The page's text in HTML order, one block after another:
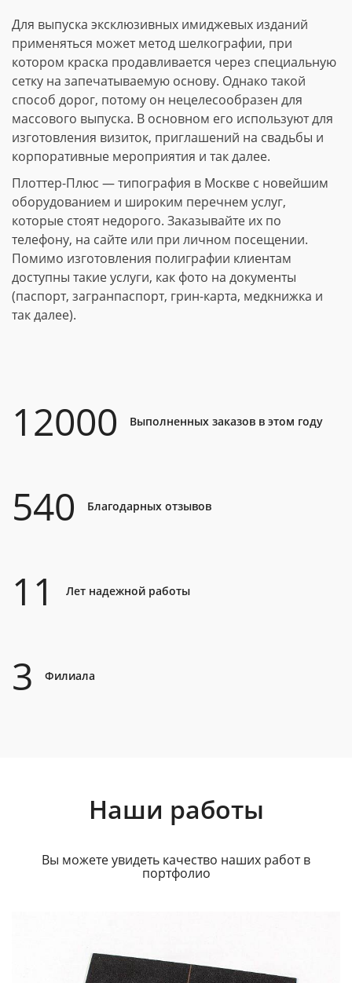
Для выпуска эксклюзивных имиджевых изданий
применяться может метод шелкографии, при
котором краска продавливается через специальную
сетку на запечатываемую основу. Однако такой
способ дорог, потому он нецелесообразен для
массового выпуска. В основном его используют для
изготовления визиток, приглашений на свадьбы и
корпоративные мероприятия и так далее.
Плоттер-Плюс — типография в Москве с новейшим
оборудованием и широким перечнем услуг,
которые стоят недорого. Заказывайте их по
телефону, на сайте или при личном посещении.
Помимо изготовления полиграфии клиентам
доступны такие услуги, как фото на документы
(паспорт, загранпаспорт, грин-карта, медкнижка и
так далее).
12000 Выполненных заказов в этом году
540 Благодарных отзывов
11 Лет надежной работы
3 Филиала
Наши работы
Вы можете увидеть качество наших работ в
портфолио